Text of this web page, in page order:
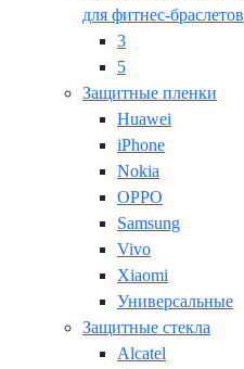
для фитнес-браслетов
3
5
Защитные пленки
Huawei
iPhone
Nokia
OPPO
Samsung
Vivo
Xiaomi
Универсальные
Защитные стекла
Alcatel